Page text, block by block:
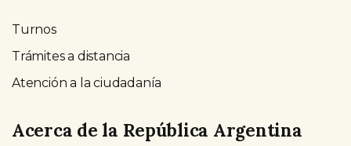
Turnos
Trámites a distancia
Atención a la ciudadanía
Acerca de la República Argentina